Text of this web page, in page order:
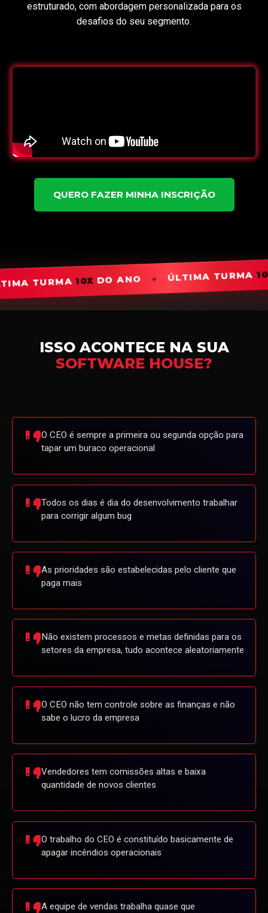
estruturado, com abordagem personalizada para os
desafios do seu segmento.
QUERO FAZER MINHA INSCRIÇÃO
DO ANO ÚLTIMA TURMA 10X DO ANO
ISSO ACONTECE NA SUA
SOFTWARE HOUSE?
O CEO é sempre a primeira ou segunda opção para
tapar um buraco operacional
Todos os dias é dia do desenvolvimento trabalhar
para corrigir algum bug
As prioridades são estabelecidas pelo cliente que
paga mais
Não existem processos e metas definidas para os
setores da empresa, tudo acontece aleatoriamente
O CEO não tem controle sobre as finanças e não
sabe o lucro da empresa
Vendedores tem comissões altas e baixa
quantidade de novos clientes
O trabalho do CEO é constituído basicamente de
apagar incêndios operacionais
A equipe de vendas trabalha quase que